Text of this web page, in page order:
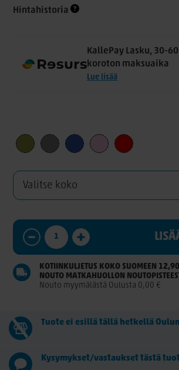
Hintahistoria
KallePay Lasku, 30-
koroton maksuaika
Lue lisää
KOTIINKULJETUS KOKO SUOMEEN
NOUTO MATKAHUOLLON
Nouto myymälästä Oulusta 0,00 €
Tuote ei esillä tällä hetkellä
Kysymykset/vastaukset tästä